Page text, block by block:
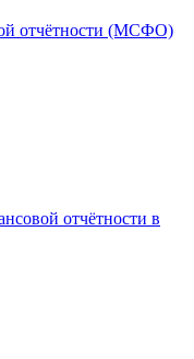
отчётности (МСФО)
отчётности в